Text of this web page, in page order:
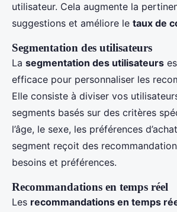
utilisateur. Cela augmente la
suggestions et améliore le taux de
Segmentation des utilisateurs
La segmentation des utilisateurs
efficace pour personnaliser les
Elle consiste à diviser vos
segments basés sur des critères
l’âge, le sexe, les préférences
segment reçoit des
besoins et préférences.
Recommandations en temps réel
Les recommandations en temps